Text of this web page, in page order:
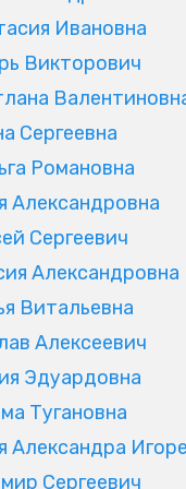
Ивановна
Викторович
Сергеевна
Романовна
Александровна
Сергеевич
Александровна
Витальевна
Алексеевич
Эдуардовна
Тугановна
Александра
Сергеевич